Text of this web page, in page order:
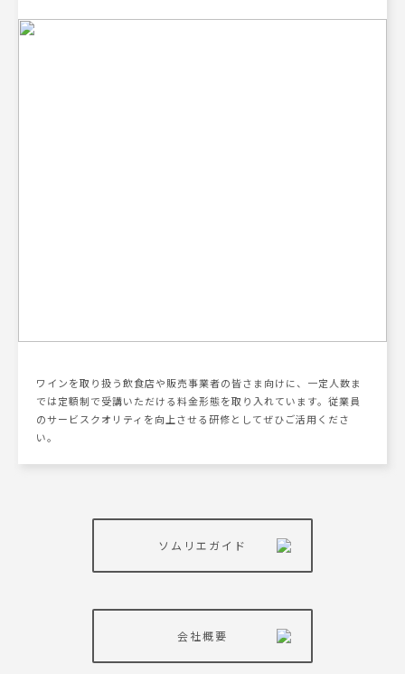
ワインを取り扱う飲⾷店や販売事業者の皆さま向けに、⼀定⼈数ま
では定額制で受講いただける料⾦形態を取り⼊れています。従業員
のサービスクオリティを向上させる研修としてぜひご活⽤くださ
い。
ソムリエガイド
会社概要